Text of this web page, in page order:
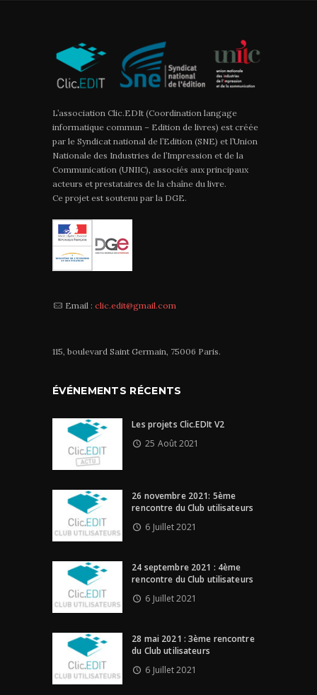
L’association Clic.EDIt (Coordination langage
informatique commun – Edition de livres) est créée
par le Syndicat national de l’Edition (SNE) et l’Union
Nationale des Industries de l’Impression et de la
Communication (UNIIC), associés aux principaux
acteurs et prestataires de la chaîne du livre.
Ce projet est soutenu par la DGE.
Email : clic.edit@gmail.com
115, boulevard Saint Germain, 75006 Paris.
ÉVÉNEMENTS RÉCENTS
Les projets Clic.EDIt V2
25 Août 2021
26 novembre 2021: 5ème
rencontre du Club utilisateurs
6 Juillet 2021
24 septembre 2021 : 4ème
rencontre du Club utilisateurs
6 Juillet 2021
28 mai 2021 : 3ème rencontre
du Club utilisateurs
6 Juillet 2021